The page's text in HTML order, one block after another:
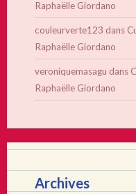
Raphaëlle Giordano
couleurverte123 dans
Raphaëlle Giordano
veroniquemasagu dans
Raphaëlle Giordano
Archives